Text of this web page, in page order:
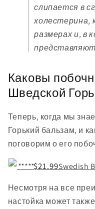
слипается в
холестерина,
размерах и, в
Каковы
Шведской
Теперь, когда мы
Горький бальзам, и
поговорим о его
*****$21.99Swedish
Несмотря на все
настойка может